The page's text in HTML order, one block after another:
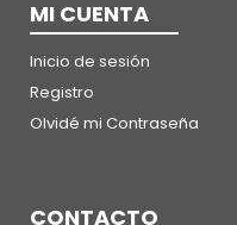
MI CUENTA
Inicio de sesión
Registro
Olvidé mi Contraseña
CONTACTO